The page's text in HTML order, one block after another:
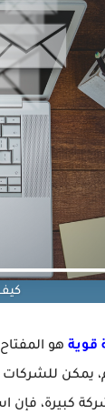
قوية هو
يمكن للشركات
كبيرة، فإن